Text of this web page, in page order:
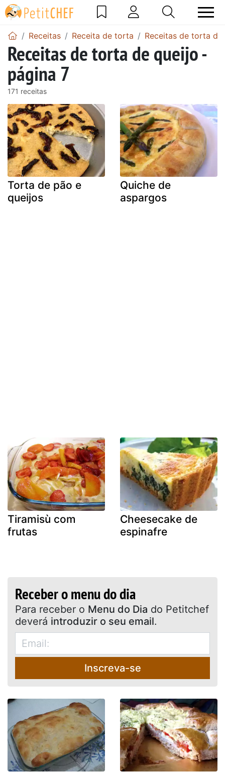
Receitas Receita de torta Receitas de torta de
Receitas de torta de queijo -
página 7
171 receitas
Torta de pão e
queijos
Quiche de
aspargos
Tiramisù com
frutas
Cheesecake de
espinafre
Receber o menu do dia
Para receber o Menu do Dia do Petitchef
deverá introduzir o seu email.
Inscreva-se